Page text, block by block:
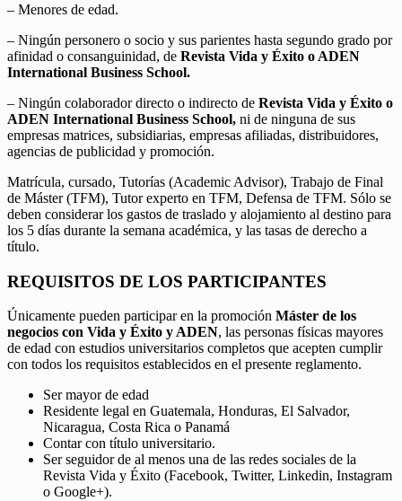
– Menores de edad.
– Ningún personero o socio y sus parientes hasta segundo grado por
afinidad o consanguinidad, de Revista Vida y Éxito o ADEN
International Business School.
– Ningún colaborador directo o indirecto de Revista Vida y Éxito o
ADEN International Business School, ni de ninguna de sus
empresas matrices, subsidiarias, empresas afiliadas, distribuidores,
agencias de publicidad y promoción.
Matrícula, cursado, Tutorías (Academic Advisor), Trabajo de Final
de Máster (TFM), Tutor experto en TFM, Defensa de TFM. Sólo se
deben considerar los gastos de traslado y alojamiento al destino para
los 5 días durante la semana académica, y las tasas de derecho a
título.
REQUISITOS DE LOS PARTICIPANTES
Únicamente pueden participar en la promoción Máster de los
negocios con Vida y Éxito y ADEN, las personas físicas mayores
de edad con estudios universitarios completos que acepten cumplir
con todos los requisitos establecidos en el presente reglamento.
Ser mayor de edad
Residente legal en Guatemala, Honduras, El Salvador,
Nicaragua, Costa Rica o Panamá
Contar con título universitario.
Ser seguidor de al menos una de las redes sociales de la
Revista Vida y Éxito (Facebook, Twitter, Linkedin, Instagram
o Google+).